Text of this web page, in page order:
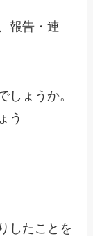
報告・連
しょうか。
う
したことを